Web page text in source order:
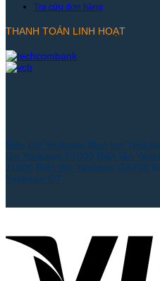
Tra cứu đơn hàng
THANH TOÁN LINH HOẠT
Biến tần Yaskawa Bien tan
tần Yaskawa E1000 Biến tần
J1000 Biến tần Yaskawa GA700
Yaskawa G7